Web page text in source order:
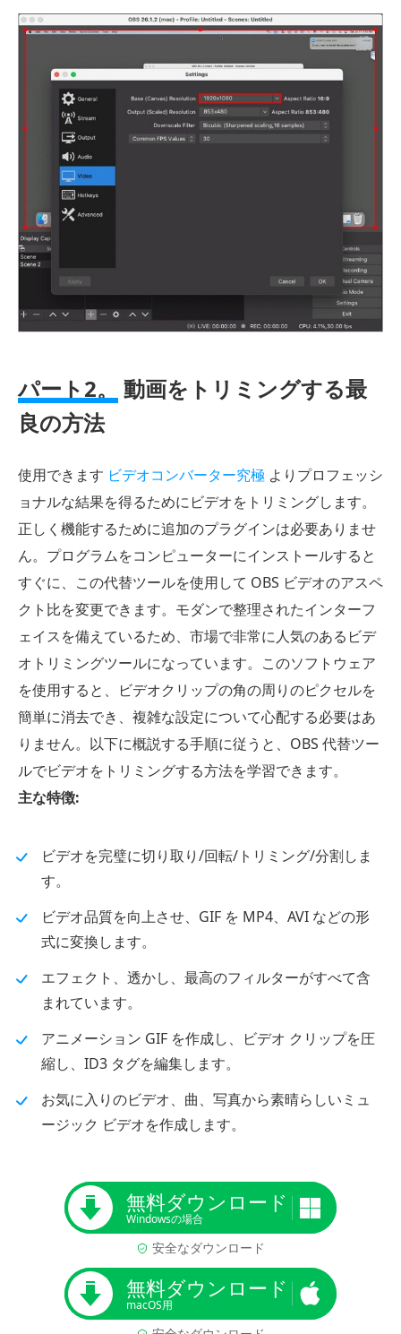
パート2。
動画をトリミングする最
良の方法
使用できます ビデオコンバーター究極 よりプロフェッシ
ョナルな結果を得るためにビデオをトリミングします。
正しく機能するために追加のプラグインは必要ありませ
ん。プログラムをコンピューターにインストールすると
すぐに、この代替ツールを使用して OBS ビデオのアスペ
クト比を変更できます。モダンで整理されたインターフ
ェイスを備えているため、市場で非常に人気のあるビデ
オトリミングツールになっています。このソフトウェア
を使用すると、ビデオクリップの角の周りのピクセルを
簡単に消去でき、複雑な設定について心配する必要はあ
りません。以下に概説する手順に従うと、OBS 代替ツー
ルでビデオをトリミングする方法を学習できます。
主な特徴:
ビデオを完璧に切り取り/回転/トリミング/分割しま
す。
ビデオ品質を向上させ、GIF を MP4、AVI などの形
式に変換します。
エフェクト、透かし、最高のフィルターがすべて含
まれています。
アニメーション GIF を作成し、ビデオ クリップを圧
縮し、ID3 タグを編集します。
お気に入りのビデオ、曲、写真から素晴らしいミュ
ージック ビデオを作成します。
無料ダウンロード
Windowsの場合
安全なダウンロード
無料ダウンロード
macOS用